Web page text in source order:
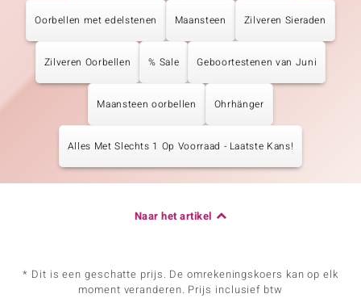
Oorbellen met edelstenen Maansteen Zilveren Sieraden
Zilveren Oorbellen % Sale Geboortestenen van Juni
Maansteen oorbellen Ohrhänger
Alles Met Slechts 1 Op Voorraad - Laatste Kans!
Naar het artikel
* Dit is een geschatte prijs. De omrekeningskoers kan op elk
moment veranderen. Prijs inclusief btw